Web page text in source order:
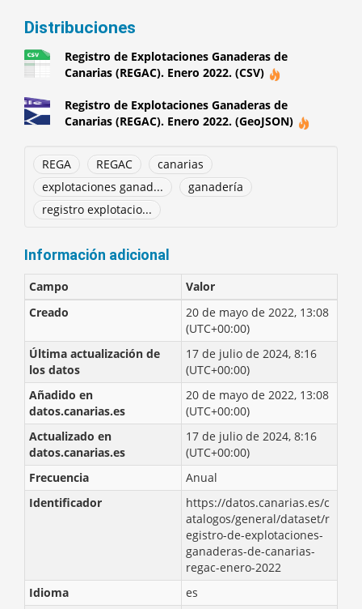
Distribuciones
Registro de Explotaciones Ganaderas de
Canarias (REGAC). Enero 2022. (CSV)
Registro de Explotaciones Ganaderas de
Canarias (REGAC). Enero 2022. (GeoJSON)
REGA REGAC
canarias
explotaciones ganad...
ganadería
registro explotacio...
Información adicional
Campo
Valor
Creado
20 de mayo de 2022, 13:08
(UTC+00:00)
Última actualización de
los datos
17 de julio de 2024, 8:16
(UTC+00:00)
Añadido en
datos.canarias.es
20 de mayo de 2022, 13:08
(UTC+00:00)
Actualizado en
datos.canarias.es
17 de julio de 2024, 8:16
(UTC+00:00)
Frecuencia
Anual
Identificador
https://datos.canarias.es/c
atalogos/general/dataset/r
egistro-de-explotaciones-
ganaderas-de-canarias-
regac-enero-2022
Idioma
es